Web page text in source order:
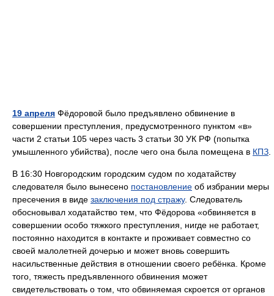
19 апреля Фёдоровой было предъявлено обвинение в
совершении преступления, предусмотренного пунктом «в»
части 2 статьи 105 через часть 3 статьи 30 УК РФ (попытка
умышленного убийства), после чего она была помещена в КПЗ
В 16:30 Новгородским городским судом по ходатайству
следователя было вынесено постановление об избрании меры
пресечения в виде заключения под стражу. Следователь
обосновывал ходатайство тем, что Фёдорова «обвиняется в
совершении особо тяжкого преступления, нигде не работает,
постоянно находится в контакте и проживает совместно со
своей малолетней дочерью и может вновь совершить
насильственные действия в отношении своего ребёнка. Кроме
того, тяжесть предъявленного обвинения может
свидетельствовать о том, что обвиняемая скроется от органов